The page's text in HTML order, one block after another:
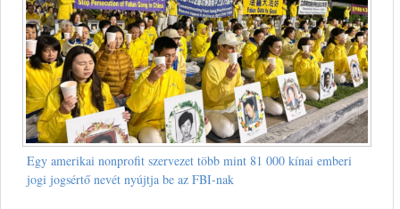
Egy amerikai nonprofit szervezet több mint 81 000 kínai emberi
jogi jogsértő nevét nyújtja be az FBI-nak